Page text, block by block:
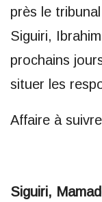
près le
Siguiri,
prochains
situer les
Affaire à
Siguiri,